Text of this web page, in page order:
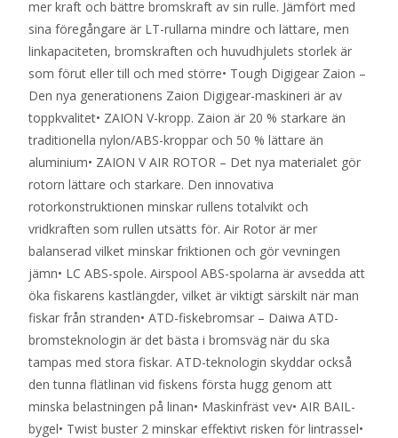
mer kraft och bättre bromskraft av sin rulle. Jämfört med
sina föregångare är LT-rullarna mindre och lättare, men
linkapaciteten, bromskraften och huvudhjulets storlek är
som förut eller till och med större• Tough Digigear Zaion –
Den nya generationens Zaion Digigear-maskineri är av
toppkvalitet• ZAION V-kropp. Zaion är 20 % starkare än
traditionella nylon/ABS-kroppar och 50 % lättare än
aluminium• ZAION V AIR ROTOR – Det nya materialet gör
rotorn lättare och starkare. Den innovativa
rotorkonstruktionen minskar rullens totalvikt och
vridkraften som rullen utsätts för. Air Rotor är mer
balanserad vilket minskar friktionen och gör vevningen
jämn• LC ABS-spole. Airspool ABS-spolarna är avsedda att
öka fiskarens kastlängder, vilket är viktigt särskilt när man
fiskar från stranden• ATD-fiskebromsar – Daiwa ATD-
bromsteknologin är det bästa i bromsväg när du ska
tampas med stora fiskar. ATD-teknologin skyddar också
den tunna flätlinan vid fiskens första hugg genom att
minska belastningen på linan• Maskinfräst vev• AIR BAIL-
bygel• Twist buster 2 minskar effektivt risken för lintrassel•